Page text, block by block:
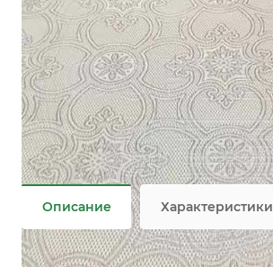
материала.
Подробности
Заказать
Задать вопрос
Возможны дополнительные опции
Не является публичной офертой
Описание Характеристики